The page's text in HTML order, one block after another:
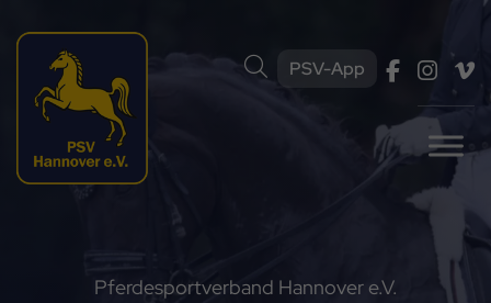
PSV-App
Pferdesportverband Hannover e.V.